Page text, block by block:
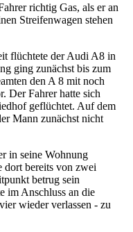
richtig Gas, als er an
Streifenwagen stehen
flüchtete der Audi A8 in
ging zunächst bis zum
den A 8 mit noch
Der Fahrer hatte sich
geflüchtet. Auf dem
Mann zunächst nicht
in seine Wohnung
dort bereits von zwei
betrug sein
im Anschluss an die
wieder verlassen - zu